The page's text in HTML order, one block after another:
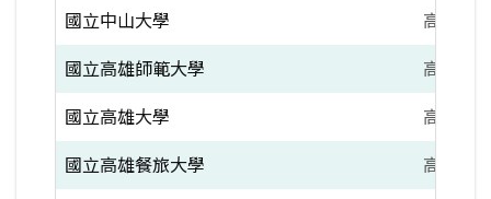
國立中山大學 高雄市
國立高雄師範大學 高雄市
國立高雄大學 高雄市
國立高雄餐旅大學 高雄市